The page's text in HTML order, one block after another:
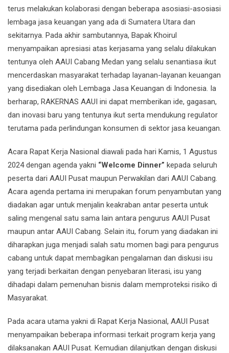
terus melakukan kolaborasi dengan beberapa asosiasi-asosiasi
lembaga jasa keuangan yang ada di Sumatera Utara dan
sekitarnya. Pada akhir sambutannya, Bapak Khoirul
menyampaikan apresiasi atas kerjasama yang selalu dilakukan
tentunya oleh AAUI Cabang Medan yang selalu senantiasa ikut
mencerdaskan masyarakat terhadap layanan-layanan keuangan
yang disediakan oleh Lembaga Jasa Keuangan di Indonesia. Ia
berharap, RAKERNAS AAUI ini dapat memberikan ide, gagasan,
dan inovasi baru yang tentunya ikut serta mendukung regulator
terutama pada perlindungan konsumen di sektor jasa keuangan.
Acara Rapat Kerja Nasional diawali pada hari Kamis, 1 Agustus
2024 dengan agenda yakni “Welcome Dinner” kepada seluruh
peserta dari AAUI Pusat maupun Perwakilan dari AAUI Cabang.
Acara agenda pertama ini merupakan forum penyambutan yang
diadakan agar untuk menjalin keakraban antar peserta untuk
saling mengenal satu sama lain antara pengurus AAUI Pusat
maupun antar AAUI Cabang. Selain itu, forum yang diadakan ini
diharapkan juga menjadi salah satu momen bagi para pengurus
cabang untuk dapat membagikan pengalaman dan diskusi isu
yang terjadi berkaitan dengan penyebaran literasi, isu yang
dihadapi dalam pemenuhan bisnis dalam memproteksi risiko di
Masyarakat.
Pada acara utama yakni di Rapat Kerja Nasional, AAUI Pusat
menyampaikan beberapa informasi terkait program kerja yang
dilaksanakan AAUI Pusat. Kemudian dilanjutkan dengan diskusi